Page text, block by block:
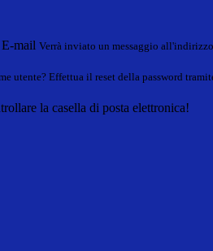
E-mail Verrà inviato un messaggio
utente? Effettua il reset della password
la casella di posta elettronica!